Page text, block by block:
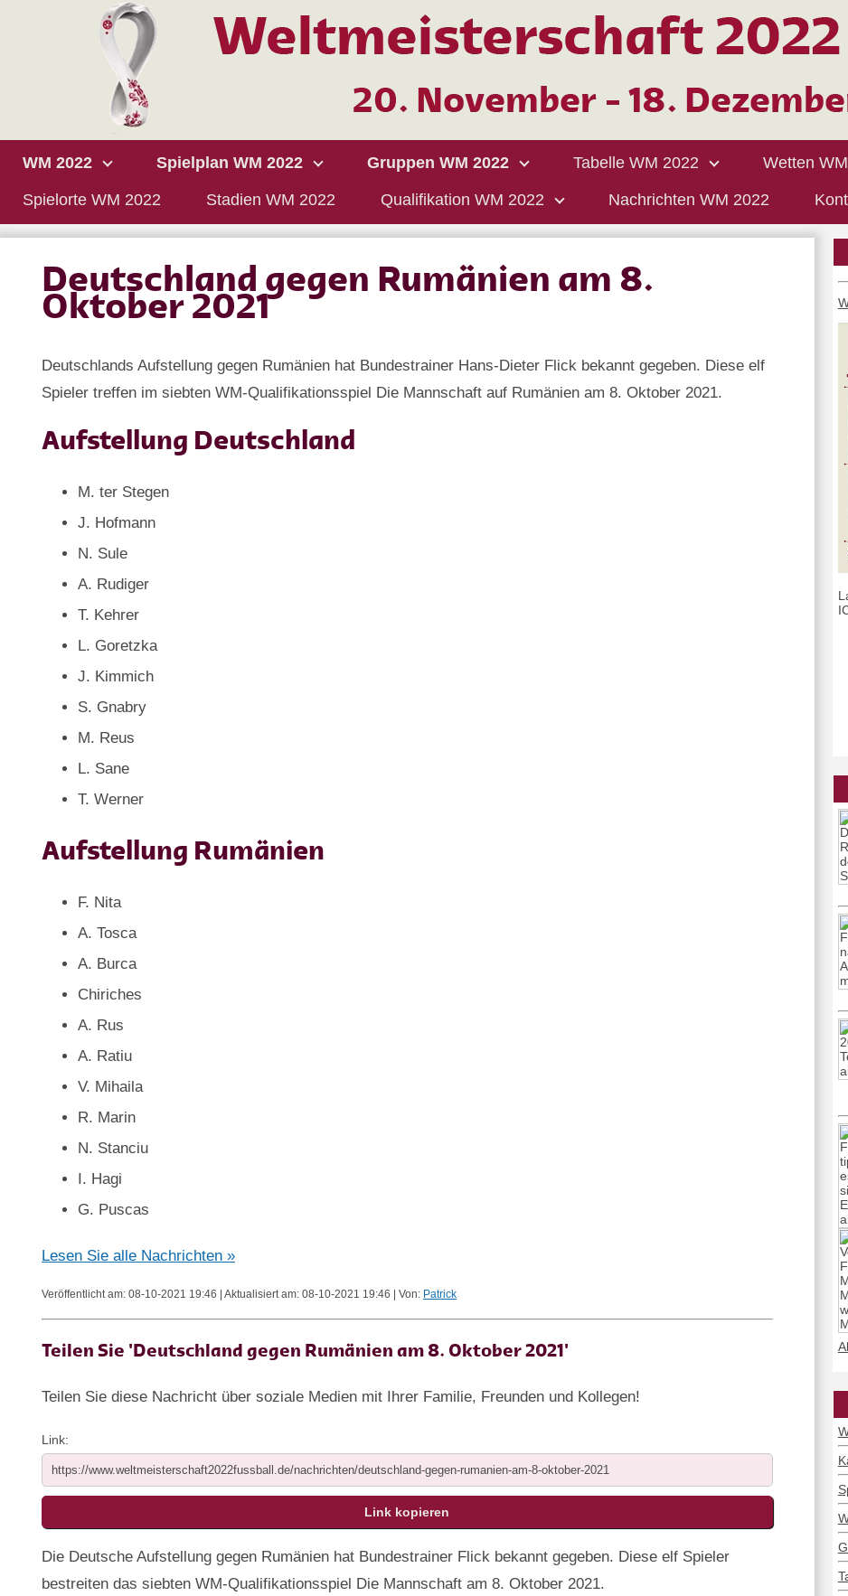
WM 2022 Spielplan WM 2022 Gruppen WM 2022 Tabelle WM 2022 Wetten
Spielorte WM 2022 Stadien WM 2022 Qualifikation WM 2022 Nachrichten WM 2022
Deutschland gegen Rumänien am 8.
Oktober 2021
Deutschlands Aufstellung gegen Rumänien hat Bundestrainer Hans-Dieter Flick bekannt gegeben. Diese elf
Spieler treffen im siebten WM-Qualifikationsspiel Die Mannschaft auf Rumänien am 8. Oktober 2021.
Aufstellung Deutschland
M. ter Stegen
J. Hofmann
N. Sule
A. Rudiger
T. Kehrer
L. Goretzka
J. Kimmich
S. Gnabry
M. Reus
L. Sane
T. Werner
Aufstellung Rumänien
F. Nita
A. Tosca
A. Burca
Chiriches
A. Rus
A. Ratiu
V. Mihaila
R. Marin
N. Stanciu
I. Hagi
G. Puscas
Lesen Sie alle Nachrichten »
Veröffentlicht am: 08-10-2021 19:46 | Aktualisiert am: 08-10-2021 19:46 | Von: Patrick
Teilen Sie 'Deutschland gegen Rumänien am 8. Oktober 2021'
Teilen Sie diese Nachricht über soziale Medien mit Ihrer Familie, Freunden und Kollegen!
Link:
Die Deutsche Aufstellung gegen Rumänien hat Bundestrainer Flick bekannt gegeben. Diese elf Spieler
bestreiten das siebten WM-Qualifikationsspiel Die Mannschaft am 8. Oktober 2021.